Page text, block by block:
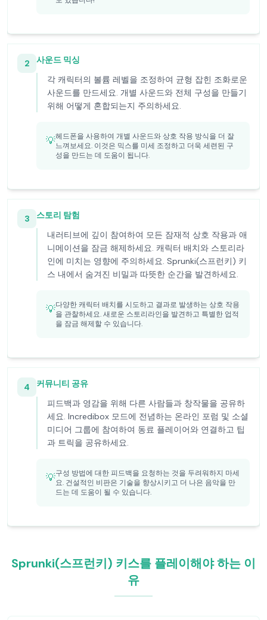
2
사운드 믹싱
각 캐릭터의 볼륨 레벨을 조정하여 균형 잡힌 조화로운
사운드를 만드세요. 개별 사운드와 전체 구성을 만들기
위해 어떻게 혼합되는지 주의하세요.
💡헤드폰을 사용하여 개별 사운드와 상호 작용 방식을 더 잘
느껴보세요. 이것은 믹스를 미세 조정하고 더욱 세련된 구
성을 만드는 데 도움이 됩니다.
3
스토리 탐험
내러티브에 깊이 참여하여 모든 잠재적 상호 작용과 애
니메이션을 잠금 해제하세요. 캐릭터 배치와 스토리라
인에 미치는 영향에 주의하세요. Sprunki(스프런키) 키
스 내에서 숨겨진 비밀과 따뜻한 순간을 발견하세요.
💡다양한 캐릭터 배치를 시도하고 결과로 발생하는 상호 작용
을 관찰하세요. 새로운 스토리라인을 발견하고 특별한 업적
을 잠금 해제할 수 있습니다.
4
커뮤니티 공유
피드백과 영감을 위해 다른 사람들과 창작물을 공유하
세요. Incredibox 모드에 전념하는 온라인 포럼 및 소셜
미디어 그룹에 참여하여 동료 플레이어와 연결하고 팁
과 트릭을 공유하세요.
💡구성 방법에 대한 피드백을 요청하는 것을 두려워하지 마세
요. 건설적인 비판은 기술을 향상시키고 더 나은 음악을 만
드는 데 도움이 될 수 있습니다.
Sprunki(스프런키) 키스를 플레이해야 하는 이
유